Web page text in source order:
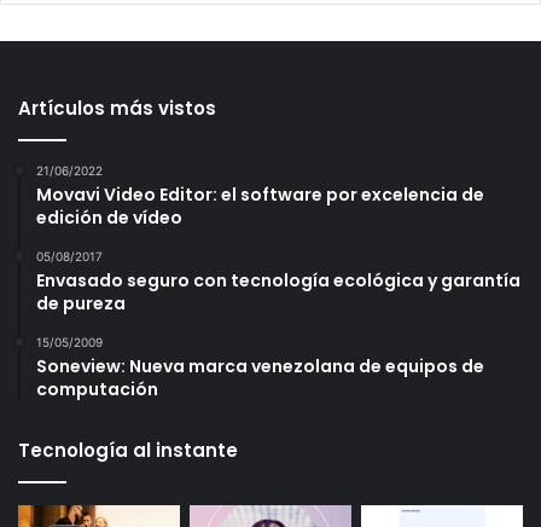
Artículos más vistos
21/06/2022
Movavi Video Editor: el software por excelencia de
edición de vídeo
05/08/2017
Envasado seguro con tecnología ecológica y garantía
de pureza
15/05/2009
Soneview: Nueva marca venezolana de equipos de
computación
Tecnología al instante